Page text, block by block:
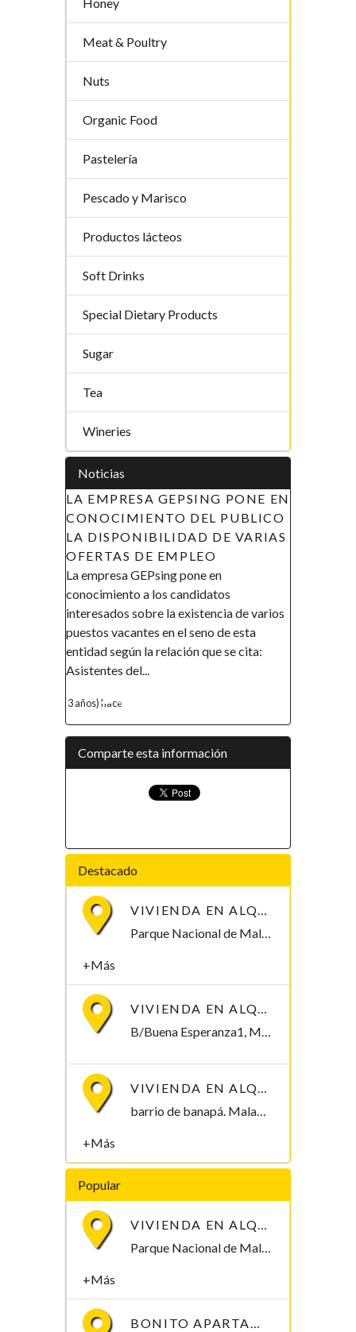
Meat & Poultry
Nuts
Organic Food
Pastelería
Pescado y Marisco
Productos lácteos
Soft Drinks
Special Dietary Products
Sugar
Tea
Wineries
Noticias
PONE EN
PUBLICO
DE VARIAS
de varios
que se cita:
APOYO A LAS INICIATIVAS DE
LA MUJER EN GUINEA
ECUATORIAL (AIMUGE) - AVISO
DE RECLUTAMIENTO
AVISO DE RECLUTAMIENTO El
Gobierno de la República de Guinea
Ecuatorial en el marco de su política de
promover la inclusión y la autonomía
financiera, así como el empoderamiento
de la mujer, ha...
4 años) hace
Comparte esta información
Destacado
VIVIENDA EN ALQUILER POR PARQUE NACIONAL DE MALABO
Parque Nacional de Malabo Malabo, Bioko Norte , Guinea Ecuatorial
+Más
VIVIENDA EN ALQUILER, B/BUENA ESPERANZA1. 250.000/MES
B/Buena Esperanza1, Malabo Malabo, Bioko Norte , Guinea Ecuatorial
VIVIENDA EN ALQUILER, B/ BANAPÁ 2.000.000
barrio de banapá. Malabo Malabo, Bioko Norte , Guinea Ecuatorial
+Más
Popular
VIVIENDA EN ALQUILER POR PARQUE NACIONAL DE MALABO
Parque Nacional de Malabo Malabo, Bioko Norte , Guinea Ecuatorial
+Más
BONITO APARTAMENTO EN MBANGAN II, BATA